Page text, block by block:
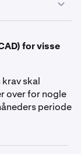
deres Kraken-
er
for visse
skal
over for nogle
periode